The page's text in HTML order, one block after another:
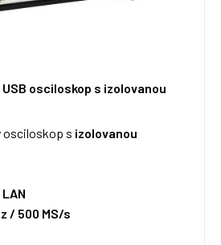
osciloskop s izolovanou
osciloskop s izolovanou
/ 500 MS/s